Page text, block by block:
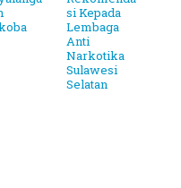
si Kepada
Lembaga
Anti
Narkotika
Sulawesi
Selatan